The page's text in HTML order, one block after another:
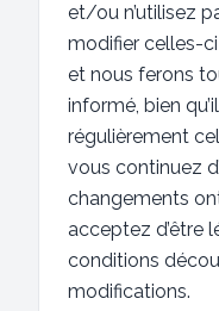
et/ou n’utilisez
modifier celles-
et nous ferons
informé, bien
régulièrement
vous continuez
changements
acceptez d’être
conditions
modifications.